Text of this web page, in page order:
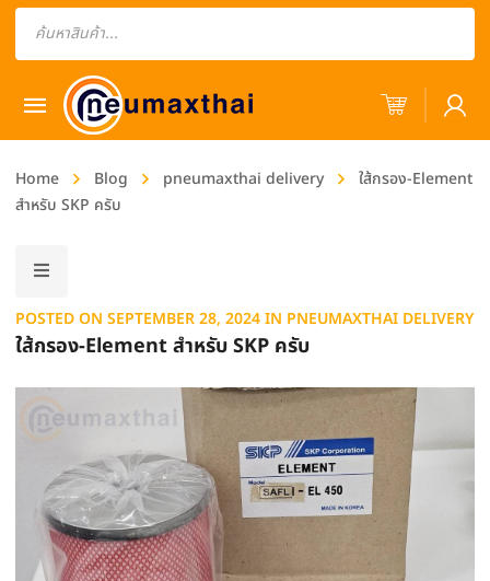
Products
search
Home Blog pneumaxthai delivery
ใส้กรอง-Element
สำหรับ SKP ครับ
POSTED ON SEPTEMBER 28, 2024IN PNEUMAXTHAI DELIVERY
ใส้กรอง-Element สำหรับ SKP ครับ